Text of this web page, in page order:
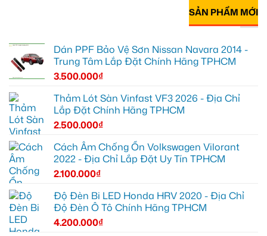
SẢN PHẨM MỚI
Dán PPF Bảo Vệ Sơn Nissan Navara 2014 -
Trung Tâm Lắp Đặt Chính Hãng TPHCM
3.500.000₫
Thảm Lót Sàn Vinfast VF3 2026 - Địa Chỉ
Lắp Đặt Chính Hãng TPHCM
2.500.000₫
Cách Âm Chống Ồn Volkswagen Vilorant
2022 - Địa Chỉ Lắp Đặt Uy Tín TPHCM
2.100.000₫
Độ Đèn Bi LED Honda HRV 2020 - Địa Chỉ
Độ Đèn Ô Tô Chính Hãng TPHCM
4.200.000₫